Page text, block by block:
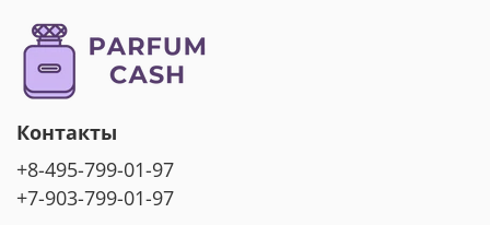
Контакты
+8-495-799-01-97
+7-903-799-01-97